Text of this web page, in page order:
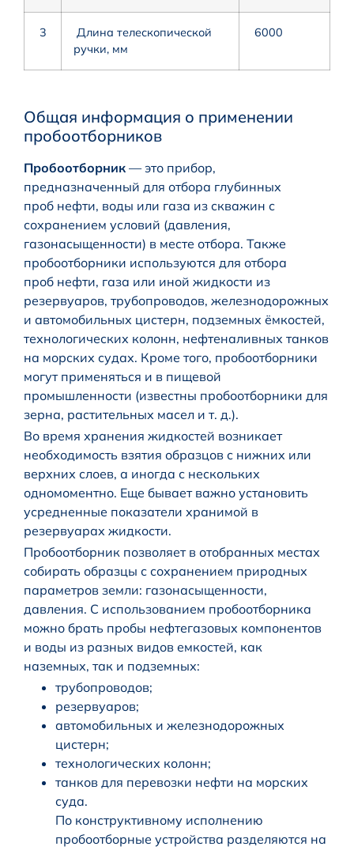
3
Длина телескопической
ручки, мм
6000
Общая информация о применении
пробоотборников
Пробоотборник — это прибор,
предназначенный для отбора глубинных
проб нефти, воды или газа из скважин с
сохранением условий (давления,
газонасыщенности) в месте отбора. Также
пробоотборники используются для отбора
проб нефти, газа или иной жидкости из
резервуаров, трубопроводов, железнодорожных
и автомобильных цистерн, подземных ёмкостей,
технологических колонн, нефтеналивных танков
на морских судах. Кроме того, пробоотборники
могут применяться и в пищевой
промышленности (известны пробоотборники для
зерна, растительных масел и т. д.).
Во время хранения жидкостей возникает
необходимость взятия образцов с нижних или
верхних слоев, а иногда с нескольких
одномоментно. Еще бывает важно установить
усредненные показатели хранимой в
резервуарах жидкости.
Пробоотборник позволяет в отобранных местах
собирать образцы с сохранением природных
параметров земли: газонасыщенности,
давления. С использованием пробоотборника
можно брать пробы нефтегазовых компонентов
и воды из разных видов емкостей, как
наземных, так и подземных:
трубопроводов;
резервуаров;
автомобильных и железнодорожных
цистерн;
технологических колонн;
танков для перевозки нефти на морских
суда.
По конструктивному исполнению
пробоотборные устройства разделяются на